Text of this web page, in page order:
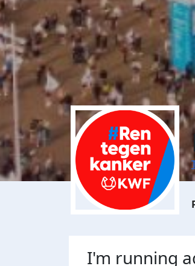
I'm running